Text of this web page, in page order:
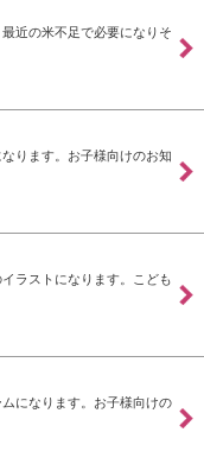
近の米不足で必要になりそ
ります。お子様向けのお知
ラストになります。こども
になります。お子様向けの